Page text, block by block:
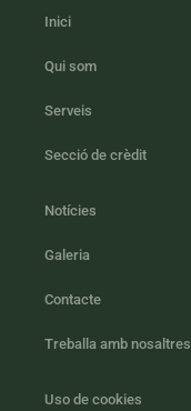
Inici
Qui som
Serveis
Secció de crèdit
Notícies
Galeria
Contacte
Treballa amb nosaltres
Uso de cookies